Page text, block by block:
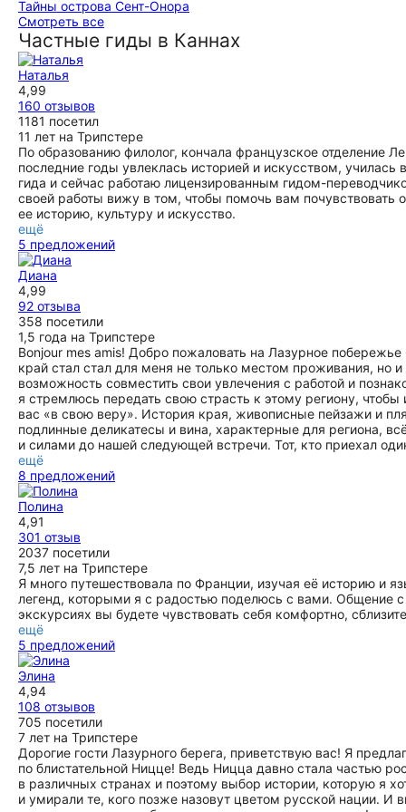
городском пляже, где успели искупаться и позагорать.
Вобщем, экскурсия с Элиной по Каннам - 👍 супер,
однозначно, всем рекомендую 😊
ещё
ещё
Тайны острова Сент-Онора
Очень приятная и не напряжная прогулка, с элементами
истории взаимосвязи Канн и острова. Прекрасные пейзажи
дополнили картину. Очень рекомендуем. Спасибо гиду.
ещё
Смотреть все
Частные гиды в Каннах
Наталья
4,99
160 отзывов
1181 посетил
11 лет на Трипстере
По образованию филолог, кончала французское отделение
последние годы увлеклась историей и искусством,
гида и сейчас работаю лицензированным гидом-
своей работы вижу в том, чтобы помочь вам почувствовать
ее историю, культуру и искусство.
ещё
5 предложений
Диана
4,99
92 отзыва
358 посетили
1,5 года на Трипстере
Bonjour mes amis! Добро пожаловать на Лазурное
край стал стал для меня не только местом проживания, но
возможность совместить свои увлечения с работой и
я стремлюсь передать свою страсть к этому региону,
вас «в свою веру». История края, живописные пейзажи и
подлинные деликатесы и вина, характерные для региона,
и силами до нашей следующей встречи. Тот, кто приехал
ещё
8 предложений
Полина
4,91
301 отзыв
2037 посетили
7,5 лет на Трипстере
Я много путешествовала по Франции, изучая её историю и
легенд, которыми я с радостью поделюсь с вами. Общение
экскурсиях вы будете чувствовать себя комфортно,
ещё
5 предложений
Элина
4,94
108 отзывов
705 посетили
7 лет на Трипстере
Дорогие гости Лазурного берега, приветствую вас! Я
по блистательной Ницце! Ведь Ницца давно стала частью
в различных странах и поэтому выбор истории, которую я
и умирали те, кого позже назовут цветом русской нации.